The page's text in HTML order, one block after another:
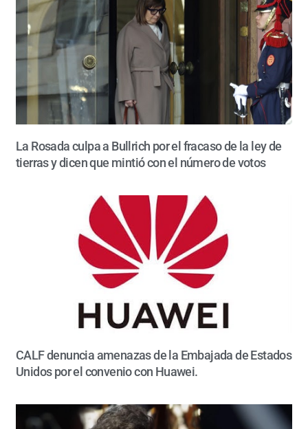
La Rosada culpa a Bullrich por el fracaso de la ley de
tierras y dicen que mintió con el número de votos
CALF denuncia amenazas de la Embajada de Estados
Unidos por el convenio con Huawei.